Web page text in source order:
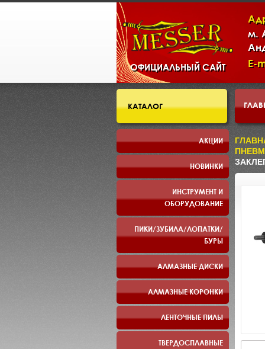
ОФИЦИАЛЬНЫЙ САЙТ
м.
E-
КАТАЛОГ
АКЦИИ
НОВИНКИ
ИНСТРУМЕНТ И
ОБОРУДОВАНИЕ
ПИКИ/ЗУБИЛА/ЛОПАТКИ/
БУРЫ
АЛМАЗНЫЕ ДИСКИ
АЛМАЗНЫЕ КОРОНКИ
ЛЕНТОЧНЫЕ ПИЛЫ
ТВЕРДОСПЛАВНЫЕ